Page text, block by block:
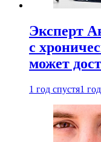
Эксперт
с
может
1 год спустя1